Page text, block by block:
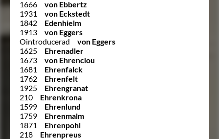
1666
von Ebbertz
1931
von Eckstedt
1842
Edenhielm
1913
von Eggers
Ointroducerad
von Eggers
1625
Ehrenadler
1673
von Ehrenclou
1681
Ehrenfalck
1762
Ehrenfelt
1925
Ehrengranat
210
Ehrenkrona
1599
Ehrenlund
1759
Ehrenmalm
1871
Ehrenpohl
218
Ehrenpreus